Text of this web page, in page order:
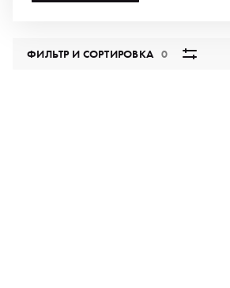
ФИЛЬТР И СОРТИРОВКА0